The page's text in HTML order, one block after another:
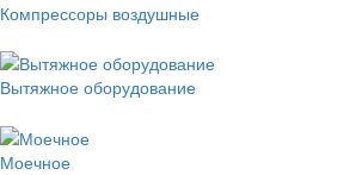
Компрессоры воздушные
Вытяжное оборудование
Моечное